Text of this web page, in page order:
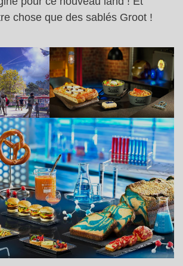
chose que des sablés Groot !